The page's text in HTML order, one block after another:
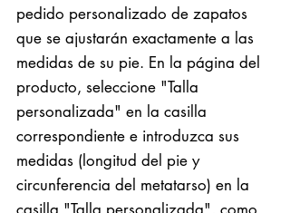
pedido personalizado de zapatos
que se ajustarán exactamente a las
medidas de su pie. En la página del
producto, seleccione "Talla
personalizada" en la casilla
correspondiente e introduzca sus
medidas (longitud del pie y
circunferencia del metatarso) en la